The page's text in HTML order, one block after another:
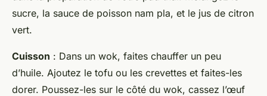
sucre, la sauce de poisson nam pla, et le jus de citron
vert.
Cuisson : Dans un wok, faites chauffer un peu
d’huile. Ajoutez le tofu ou les crevettes et faites-les
dorer. Poussez-les sur le côté du wok, cassez l’œuf